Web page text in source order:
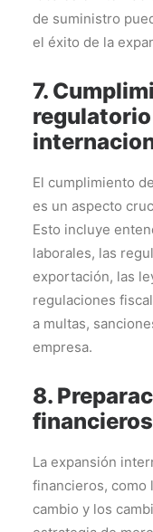
de suministro
el éxito de la
7.
El cumplimiento
es un aspecto
Esto incluye
laborales, las
exportación, las
regulaciones
a multas,
empresa.
8.
financieros
La expansión
financieros, como
cambio y los